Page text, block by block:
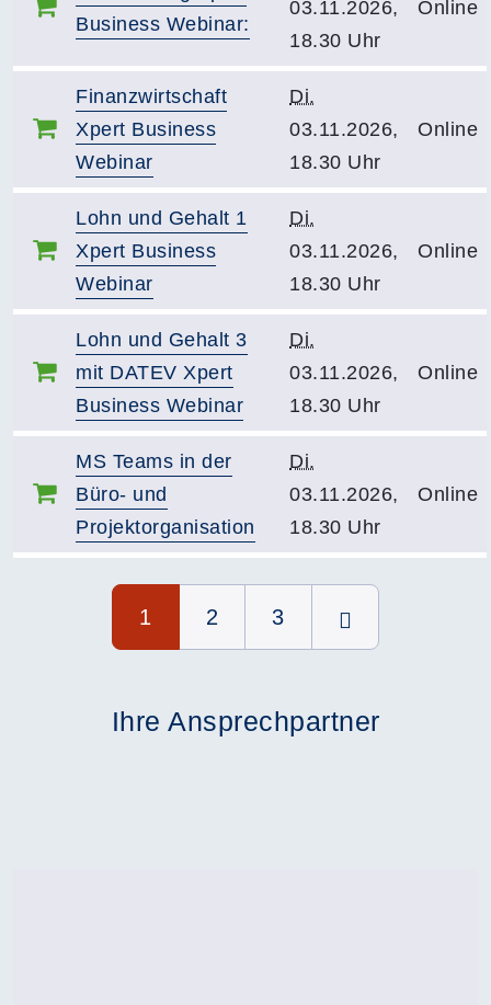
Business Webinar:
03.11.2026,
18.30 Uhr
Online
Finanzwirtschaft
Xpert Business
Webinar
Di.
03.11.2026,
18.30 Uhr
Online
Lohn und Gehalt 1
Xpert Business
Webinar
Di.
03.11.2026,
18.30 Uhr
Online
Lohn und Gehalt 3
mit DATEV Xpert
Business Webinar
Di.
03.11.2026,
18.30 Uhr
Online
MS Teams in der
Büro- und
Projektorganisation
Di.
03.11.2026,
18.30 Uhr
Online
1 2 3
Ihre Ansprechpartner